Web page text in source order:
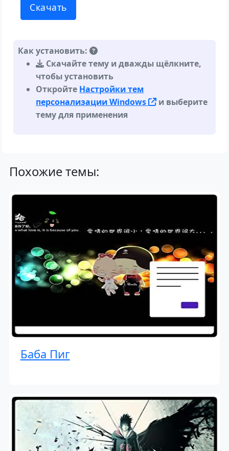
Скачать
Как установить:
Скачайте тему и дважды щёлкните,
чтобы установить
Откройте Настройки тем
персонализации Windows
и выберите
тему для применения
Похожие темы:
Баба Пиг